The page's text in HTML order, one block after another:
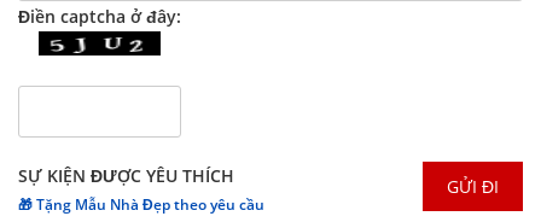
Điền captcha ở đây:
SỰ KIỆN ĐƯỢC YÊU THÍCH
🎁 Tặng Mẫu Nhà Đẹp theo yêu cầu